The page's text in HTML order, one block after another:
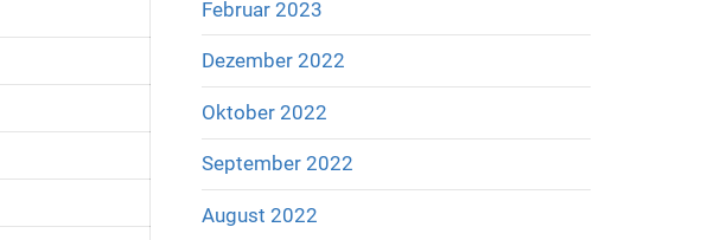
Februar 2023
Dezember 2022
Oktober 2022
September 2022
August 2022